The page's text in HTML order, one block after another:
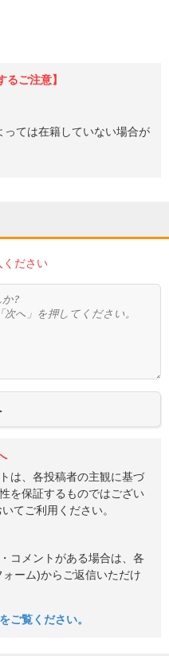
るご注意】
っては在籍していない場合が
ださい
は、各投稿者の主観に基づ
を保証するものではござい
てご利用ください。
コメントがある場合は、各
ーム)からご返信いただけ
ご覧ください。